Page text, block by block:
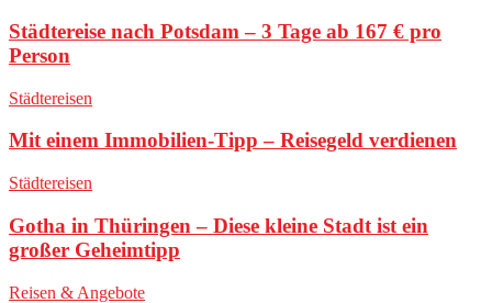
Städtereise nach Potsdam – 3 Tage ab 167 € pro
Person
Städtereisen
Mit einem Immobilien-Tipp – Reisegeld verdienen
Städtereisen
Gotha in Thüringen – Diese kleine Stadt ist ein
großer Geheimtipp
Reisen & Angebote